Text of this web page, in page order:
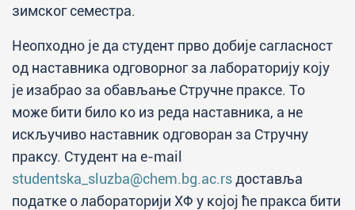
зимског семестра.
Неопходно је да студент прво добије сагласност
од наставника одговорног за лабораторију коју
је изабрао за обављање Стручне праксе. То
може бити било ко из реда наставника, а не
искључиво наставник одговоран за Стручну
праксу. Студент на e-mail
studentska_sluzba@chem.bg.ac.rsдоставља
податке о лабораторији ХФ у којој ће пракса бити